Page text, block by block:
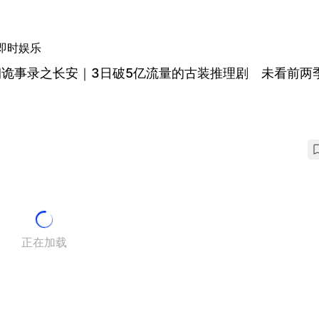
时娱乐
事录之长安｜3日破5亿流量的古装推理剧 未看前两
正在加载